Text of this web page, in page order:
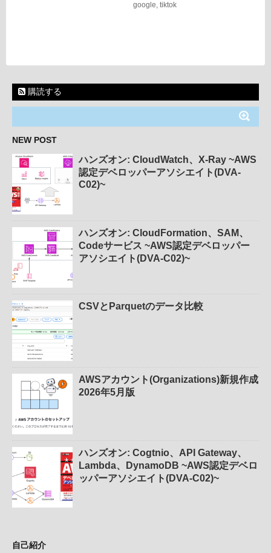
google, tiktok
購読する
NEW POST
ハンズオン: CloudWatch、X-Ray ~AWS
認定デベロッパーアソシエイト(DVA-
C02)~
ハンズオン: CloudFormation、SAM、
Codeサービス ~AWS認定デベロッパー
アソシエイト(DVA-C02)~
CSVとParquetのデータ比較
AWSアカウント(Organizations)新規作成
2026年5月版
ハンズオン: Cogtnio、API Gateway、
Lambda、DynamoDB ~AWS認定デベロ
ッパーアソシエイト(DVA-C02)~
自己紹介